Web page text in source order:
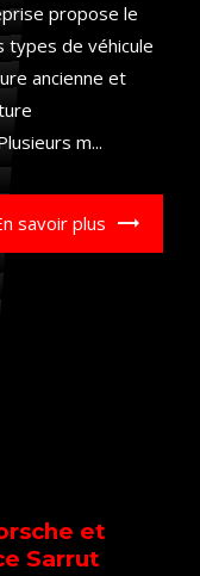
propose le
de véhicule
ancienne et
m...
savoir plus
et
Sarrut